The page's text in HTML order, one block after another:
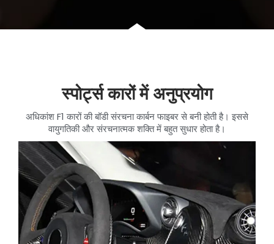
स्पोर्ट्स कारों में अनुप्रयोग
अधिकांश F1 कारों की बॉडी संरचना कार्बन फाइबर से बनी होती है। इससे
वायुगतिकी और संरचनात्मक शक्ति में बहुत सुधार होता है।